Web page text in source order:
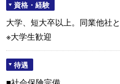
資格・経験
大学、短大卒以上。同業他社と
※大学生歓迎
待遇